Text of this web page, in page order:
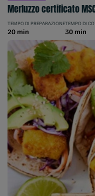
Merluzzo certificato
TEMPO DI PREPARAZIONE
20 min
TEMPO DI
30 min